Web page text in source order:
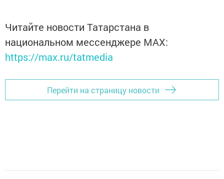
Читайте новости Татарстана в
национальном мессенджере MАХ:
https://max.ru/tatmedia
Перейти на страницу новости